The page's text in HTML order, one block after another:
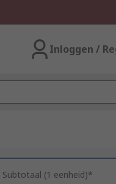
Inloggen /
Subtotaal (1 eenheid)*